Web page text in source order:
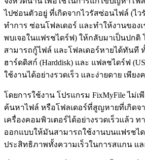
ไปซ่อนตัวอยู่ ที่เกิดจากไวรัสซ่อนไฟล์ (ไว
ทำการ ซ่อนโฟลเดอร์ และทำให้งานของเ
พบเจอในแฟรชไดร์ฟ) ให้กลับมาเป็นปกติ
สามารถกู้ไฟล์ และโฟลเดอร์หายได้ทันที
ฮาร์ดดิสก์ (Harddisk) และ แฟลชไดร์ฟ
ใช้งานได้อย่างรวดเร็ว และง่ายดาย เพียง
โดยการใช้งาน โปรแกรม FixMyFile ไม่เ
ค้นหาไฟล์ หรือโฟลเดอร์ที่สูญหายที่เกิดจ
เครื่องคอมพิวเตอร์ได้อย่างรวดเร็วแล้ว
ออกแบบให้มันสามารถใช้งานบนแฟรชไ
ประสิทธิภาพทั้งความเร็วในการสแกน แ